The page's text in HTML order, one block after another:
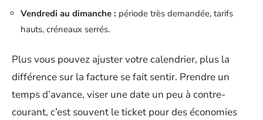
Vendredi au dimanche : période très demandée, tarifs
hauts, créneaux serrés.
Plus vous pouvez ajuster votre calendrier, plus la
différence sur la facture se fait sentir. Prendre un
temps d’avance, viser une date un peu à contre-
courant, c’est souvent le ticket pour des économies